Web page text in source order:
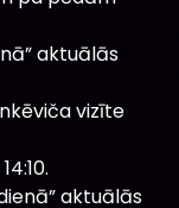
aktuālās
vizīte
aktuālās